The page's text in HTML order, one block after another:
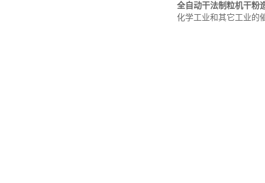
全自动干法制粒机干粉
化学工业和其它工业的